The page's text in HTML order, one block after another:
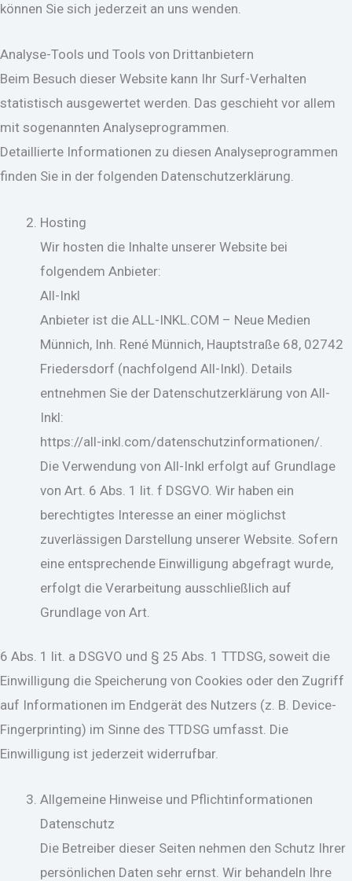
können Sie sich jederzeit an uns wenden.
Analyse-Tools und Tools von Drittanbietern
Beim Besuch dieser Website kann Ihr Surf-Verhalten
statistisch ausgewertet werden. Das geschieht vor allem
mit sogenannten Analyseprogrammen.
Detaillierte Informationen zu diesen Analyseprogrammen
finden Sie in der folgenden Datenschutzerklärung.
Hosting
Wir hosten die Inhalte unserer Website bei
folgendem Anbieter:
All-Inkl
Anbieter ist die ALL-INKL.COM – Neue Medien
Münnich, Inh. René Münnich, Hauptstraße 68, 02742
Friedersdorf (nachfolgend All-Inkl). Details
entnehmen Sie der Datenschutzerklärung von All-
Inkl:
https://all-inkl.com/datenschutzinformationen/.
Die Verwendung von All-Inkl erfolgt auf Grundlage
von Art. 6 Abs. 1 lit. f DSGVO. Wir haben ein
berechtigtes Interesse an einer möglichst
zuverlässigen Darstellung unserer Website. Sofern
eine entsprechende Einwilligung abgefragt wurde,
erfolgt die Verarbeitung ausschließlich auf
Grundlage von Art.
6 Abs. 1 lit. a DSGVO und § 25 Abs. 1 TTDSG, soweit die
Einwilligung die Speicherung von Cookies oder den Zugriff
auf Informationen im Endgerät des Nutzers (z. B. Device-
Fingerprinting) im Sinne des TTDSG umfasst. Die
Einwilligung ist jederzeit widerrufbar.
Allgemeine Hinweise und Pflichtinformationen
Datenschutz
Die Betreiber dieser Seiten nehmen den Schutz Ihrer
persönlichen Daten sehr ernst. Wir behandeln Ihre